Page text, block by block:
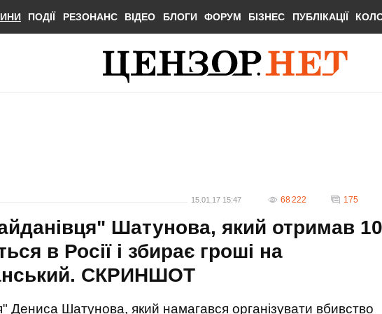
ПОДІЇ РЕЗОНАНС ВІДЕО БЛОГИ ФОРУМ БІЗНЕС ПУБЛІКАЦІЇ
15.01.17 15:47 68 222 175
Шатунова, який отримав 10
в Росії і збирає гроші на
СКРИНШОТ
Дениса Шатунова, який намагався організувати вбивство